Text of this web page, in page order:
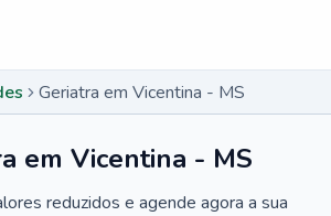
Geriatra em Vicentina - MS
em Vicentina - MS
reduzidos e agende agora a sua